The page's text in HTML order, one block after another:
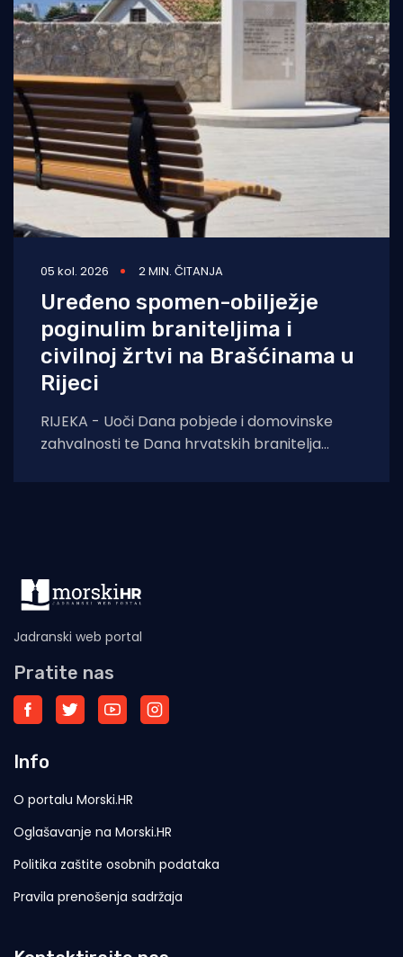
05 kol. 2026 2 MIN. ČITANJA
Uređeno spomen-obilježje
poginulim braniteljima i
civilnoj žrtvi na Brašćinama u
Rijeci
RIJEKA - Uoči Dana pobjede i domovinske
zahvalnosti te Dana hrvatskih branitelja
Jadranski web portal
Pratite nas
Info
O portalu Morski.HR
Oglašavanje na Morski.HR
Politika zaštite osobnih podataka
Pravila prenošenja sadržaja